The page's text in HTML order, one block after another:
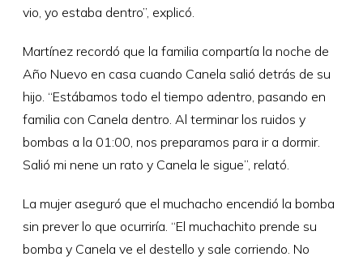
vio, yo estaba dentro”, explicó.
Martínez recordó que la familia compartía la noche de
Año Nuevo en casa cuando Canela salió detrás de su
hijo. “Estábamos todo el tiempo adentro, pasando en
familia con Canela dentro. Al terminar los ruidos y
bombas a la 01:00, nos preparamos para ir a dormir.
Salió mi nene un rato y Canela le sigue”, relató.
La mujer aseguró que el muchacho encendió la bomba
sin prever lo que ocurriría. “El muchachito prende su
bomba y Canela ve el destello y sale corriendo. No